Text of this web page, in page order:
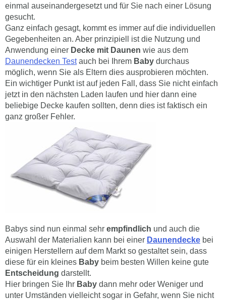
einmal auseinandergesetzt und für Sie nach einer Lösung
gesucht.
Ganz einfach gesagt, kommt es immer auf die individuellen
Gegebenheiten an. Aber prinzipiell ist die Nutzung und
Anwendung einer Decke mit Daunen wie aus dem
Daunendecken Testauch bei Ihrem Baby durchaus
möglich, wenn Sie als Eltern dies ausprobieren möchten.
Ein wichtiger Punkt ist auf jeden Fall, dass Sie nicht einfach
jetzt in den nächsten Laden laufen und hier dann eine
beliebige Decke kaufen sollten, denn dies ist faktisch ein
ganz großer Fehler.
Babys sind nun einmal sehr empfindlich und auch die
Auswahl der Materialien kann bei einer Daunendecke bei
einigen Herstellern auf dem Markt so gestaltet sein, dass
diese für ein kleines Baby beim besten Willen keine gute
Entscheidung darstellt.
Hier bringen Sie Ihr Baby dann mehr oder Weniger und
unter Umständen vielleicht sogar in Gefahr, wenn Sie nicht